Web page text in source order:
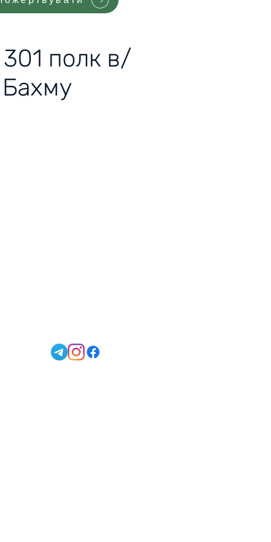
полк в/